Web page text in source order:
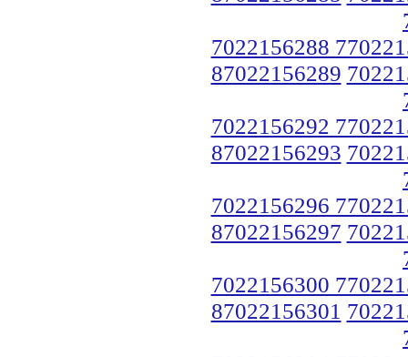
7022156288
87022156289
7022156292
87022156293
7022156296
87022156297
7022156300
87022156301